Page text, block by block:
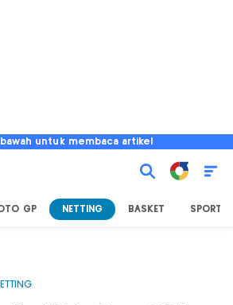
untuk membaca artikel
GP NETTING BASKET SPORT